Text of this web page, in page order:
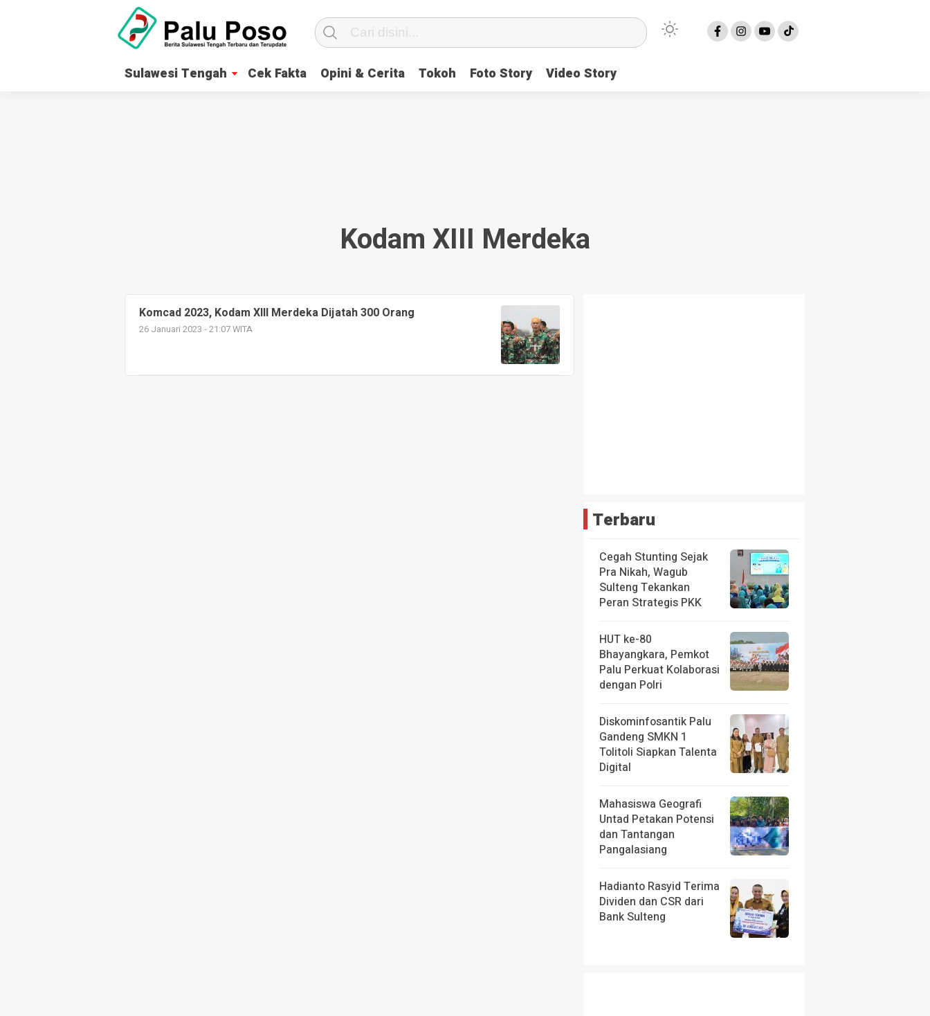
Sulawesi Tengah Cek Fakta Opini & Cerita Tokoh Foto Story Video Story
Kodam XIII Merdeka
Komcad 2023, Kodam XIII Merdeka Dijatah 300 Orang
26 Januari 2023 - 21:07 WITA
Terbaru
Cegah Stunting Sejak
Pra Nikah, Wagub
Sulteng Tekankan
Peran Strategis PKK
HUT ke-80
Bhayangkara, Pemkot
Palu Perkuat Kolaborasi
dengan Polri
Diskominfosantik Palu
Gandeng SMKN 1
Tolitoli Siapkan Talenta
Digital
Mahasiswa Geografi
Untad Petakan Potensi
dan Tantangan
Pangalasiang
Hadianto Rasyid Terima
Dividen dan CSR dari
Bank Sulteng